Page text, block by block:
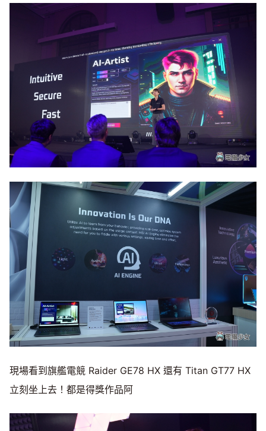
現場看到旗艦電競 Raider GE78 HX 還有 Titan GT77 HX
立刻坐上去！都是得獎作品阿